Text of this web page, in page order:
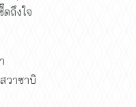
ถึงใจ
วาซาบิ